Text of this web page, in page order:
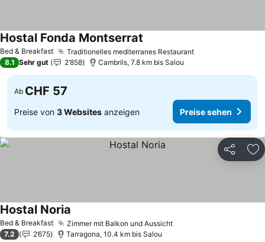
Bed & Breakfast Traditionelles mediterranes Restaurant
Hostal Fonda Montserrat
8.1 Sehr gut 2’858 Cambrils, 7.8 km bis Salou
Ab CHF 57
Preise von 3 Websites anzeigen Preise sehen
Teilen
Bed & Breakfast Zimmer mit Balkon und Aussicht
Hostal Noria
7.2 2’675 Tarragona, 10.4 km bis Salou